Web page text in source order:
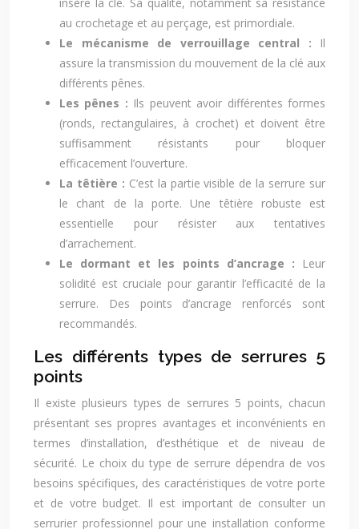
au crochetage et au perçage, est primordiale.
Le mécanisme de verrouillage central :
Il
assure la transmission du mouvement de la clé aux
différents pênes.
Les pênes : Ils peuvent avoir différentes formes
(ronds, rectangulaires, à crochet) et doivent être
suffisamment résistants pour bloquer
efficacement l’ouverture.
La têtière : C’est la partie visible de la serrure sur
le chant de la porte. Une têtière robuste est
essentielle pour résister aux tentatives
d’arrachement.
Le dormant et les points d’ancrage :
Leur
solidité est cruciale pour garantir l’efficacité de la
serrure. Des points d’ancrage renforcés sont
recommandés.
Les différents types de serrures 5
points
Il existe plusieurs types de serrures 5 points, chacun
présentant ses propres avantages et inconvénients en
termes d’installation, d’esthétique et de niveau de
sécurité. Le choix du type de serrure dépendra de vos
besoins spécifiques, des caractéristiques de votre porte
et de votre budget. Il est important de consulter un
serrurier professionnel pour une installation conforme